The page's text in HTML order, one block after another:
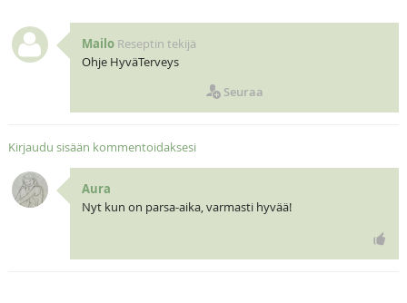
Mailo Reseptin tekijä
Ohje HyväTerveys
Seuraa
Kirjaudu sisään kommentoidaksesi
Aura
Nyt kun on parsa-aika, varmasti hyvää!